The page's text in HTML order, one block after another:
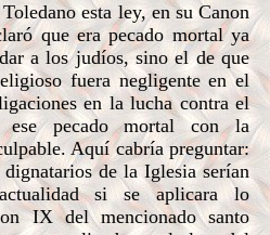
esta ley, en su Canon
que era pecado mortal ya
a los judíos, sino el de que
fuera negligente en el
en la lucha contra el
ese pecado mortal con la
Aquí cabría preguntar:
de la Iglesia serían
si se aplicara lo
IX del mencionado santo